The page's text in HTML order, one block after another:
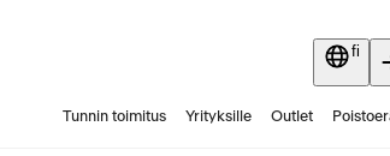
fi
Tunnin toimitus Yrityksille Outlet